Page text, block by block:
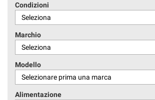
Condizioni
Marchio
Modello
Alimentazione